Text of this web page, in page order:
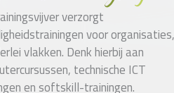
verzorgt
voor organisaties,
vlakken. Denk hierbij aan
technische ICT
en softskill-trainingen.